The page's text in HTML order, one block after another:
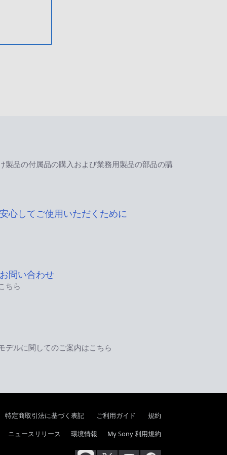
製品の付属品の購入および業務用製品の部品の購
心してご使用いただくために
問い合わせ
ちら
デルに関してのご案内はこちら
特定商取引法に基づく表記 ご利用ガイド 規約
ニュースリリース 環境情報 My Sony 利用規約